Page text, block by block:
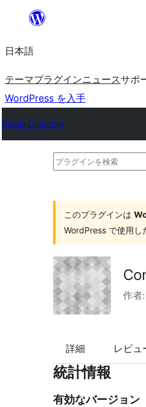
を
ッ
プ
日本語
テーマプラグインニュースサポ
WordPress を入手
Plugin Directory
プ
検
索
このプラグインは
WordPress で使用し
作者:
詳細 レビュ
統計情報
有効なバージョン